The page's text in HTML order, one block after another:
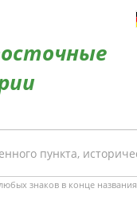
знаков в конце названия